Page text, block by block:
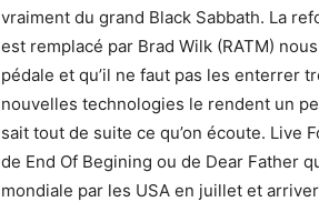
vraiment du grand Black Sabbath. La
est remplacé par Brad Wilk (RATM)
pédale et qu’il ne faut pas les enterrer
nouvelles technologies le rendent un
sait tout de suite ce qu’on écoute. Live
de End Of Begining ou de Dear Father
mondiale par les USA en juillet et